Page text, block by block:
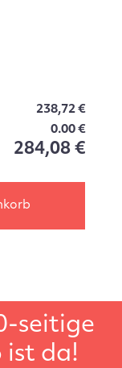
238,72 €
0.00 €
284,08 €
seitige
ist da!